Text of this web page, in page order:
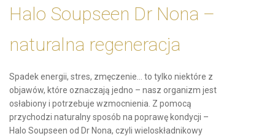
Halo Soupseen Dr Nona –
naturalna regeneracja
Spadek energii, stres, zmęczenie… to tylko niektóre z
objawów, które oznaczają jedno – nasz organizm jest
osłabiony i potrzebuje wzmocnienia. Z pomocą
przychodzi naturalny sposób na poprawę kondycji –
Halo Soupseen od Dr Nona, czyli wieloskładnikowy